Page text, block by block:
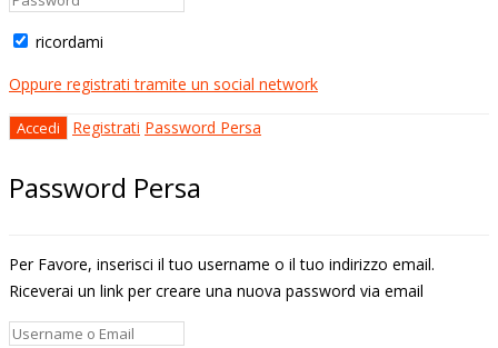
ricordami
Oppure registrati tramite un social network
Registrati Password Persa
Password Persa
Per Favore, inserisci il tuo username o il tuo indirizzo email.
Riceverai un link per creare una nuova password via email